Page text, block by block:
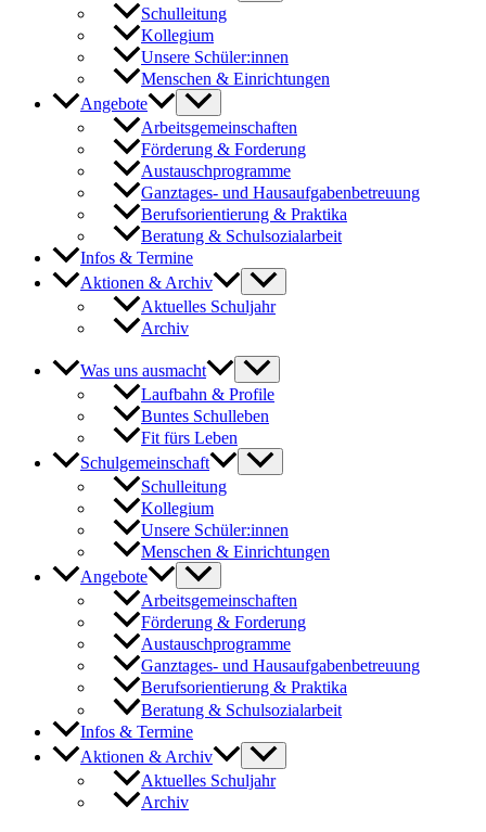
Schulleitung
Kollegium
Unsere Schüler:innen
Menschen & Einrichtungen
Angebote
Arbeitsgemeinschaften
Förderung & Forderung
Austauschprogramme
Ganztages- und Hausaufgabenbetreuung
Berufsorientierung & Praktika
Beratung & Schulsozialarbeit
Infos & Termine
Aktionen & Archiv
Aktuelles Schuljahr
Archiv
Was uns ausmacht
Laufbahn & Profile
Buntes Schulleben
Fit fürs Leben
Schulgemeinschaft
Schulleitung
Kollegium
Unsere Schüler:innen
Menschen & Einrichtungen
Angebote
Arbeitsgemeinschaften
Förderung & Forderung
Austauschprogramme
Ganztages- und Hausaufgabenbetreuung
Berufsorientierung & Praktika
Beratung & Schulsozialarbeit
Infos & Termine
Aktionen & Archiv
Aktuelles Schuljahr
Archiv